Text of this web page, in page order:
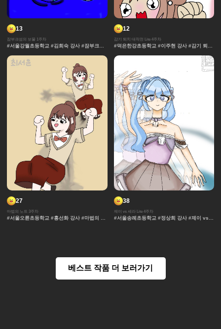
13
잠부크섬의 보물 1주차
#서울강월초등학교 #김희숙 강사 #잠부크섬
의보물 #9차시 #사건 #모험 #마법 #서울개일
초등학교 #석민영강사 #세계관 중세 #보물 #
12
감기 퇴치 대작전 Lite 4주차
#덕은한강초등학교 #이주현 강사 #감기 퇴치
정
27
마법의 노트 3주차
#서울오륜초등학교 #홍선화 강사 #마법의 노
38
제이 vs 세라 Lite 4주차
#서울송례초등학교 #정상희 강사 #제이 vs
베스트 작품 더 보러가기